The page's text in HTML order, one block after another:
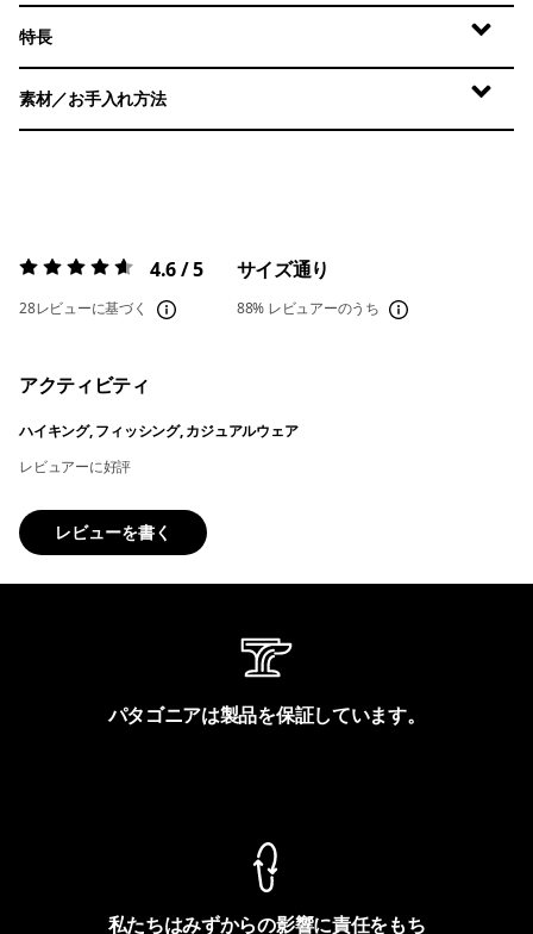
特長
素材／お手入れ方法
評価:4.6 / 5 4.6 / 5
28レビューに基づく
サイズ通り
88% レビュアーのうち
アクティビティ
ハイキング, フィッシング, カジュアルウェア
レビュアーに好評
レビューを書く
パタゴニアは製品を保証しています。
私たちはみずからの影響に責任をもち